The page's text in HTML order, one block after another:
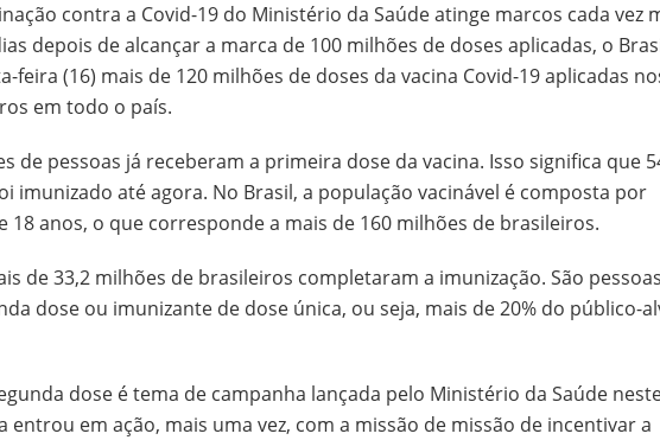
contra a Covid-19 do Ministério da Saúde atinge marcos cada vez
depois de alcançar a marca de 100 milhões de doses aplicadas, o
feira (16) mais de 120 milhões de doses da vacina Covid-19 aplicadas
em todo o país.
de pessoas já receberam a primeira dose da vacina. Isso significa que
imunizado até agora. No Brasil, a população vacinável é composta por
18 anos, o que corresponde a mais de 160 milhões de brasileiros.
de 33,2 milhões de brasileiros completaram a imunização. São
dose ou imunizante de dose única, ou seja, mais de 20% do público-
dose é tema de campanha lançada pelo Ministério da Saúde
entrou em ação, mais uma vez, com a missão de missão de incentivar a